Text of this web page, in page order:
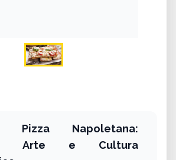
Napoletana:
Arte e Cultura